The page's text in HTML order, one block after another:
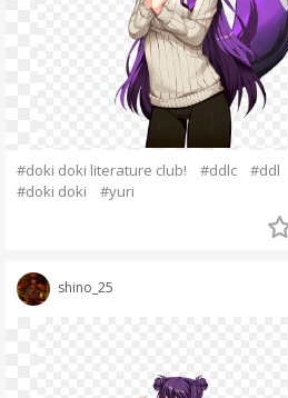
#doki doki literature club! #ddlc #ddl
#doki doki
#yuri
shino_25